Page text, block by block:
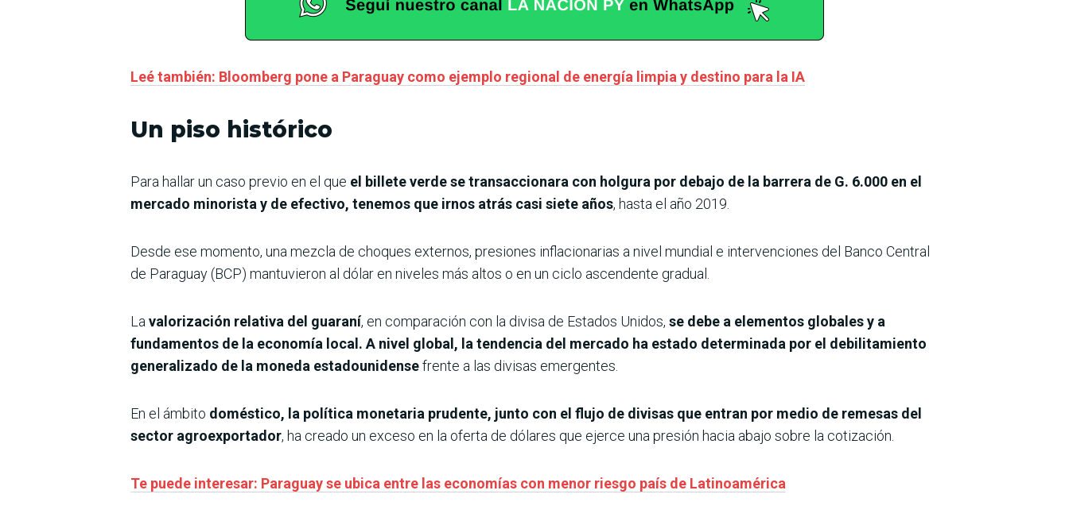
Leé también: Bloomberg pone a Paraguay como ejemplo regional de energía limpia y destino para la IA
Un piso histórico
Para hallar un caso previo en el que el billete verde se transaccionara con holgura por debajo de la barrera de G. 6.000 en el
mercado minorista y de efectivo, tenemos que irnos atrás casi siete años, hasta el año 2019.
Desde ese momento, una mezcla de choques externos, presiones inflacionarias a nivel mundial e intervenciones del Banco Central
de Paraguay (BCP) mantuvieron al dólar en niveles más altos o en un ciclo ascendente gradual.
La valorización relativa del guaraní, en comparación con la divisa de Estados Unidos, se debe a elementos globales y a
fundamentos de la economía local. A nivel global, la tendencia del mercado ha estado determinada por el debilitamiento
generalizado de la moneda estadounidensefrente a las divisas emergentes.
En el ámbito doméstico, la política monetaria prudente, junto con el flujo de divisas que entran por medio de remesas del
sector agroexportador, ha creado un exceso en la oferta de dólares que ejerce una presión hacia abajo sobre la cotización.
Te puede interesar: Paraguay se ubica entre las economías con menor riesgo país de Latinoamérica